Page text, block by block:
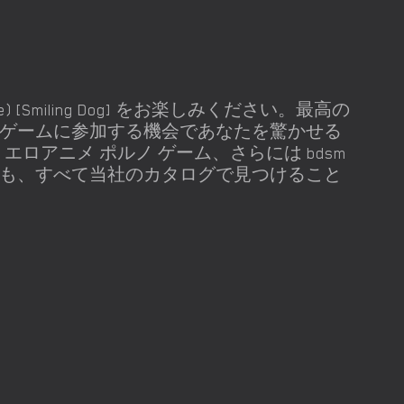
[Smiling Dog] をお楽しみください。最高の
ームに参加する機会であなたを驚かせる
ロアニメ ポルノ ゲーム、さらには bdsm
、すべて当社のカタログで見つけること